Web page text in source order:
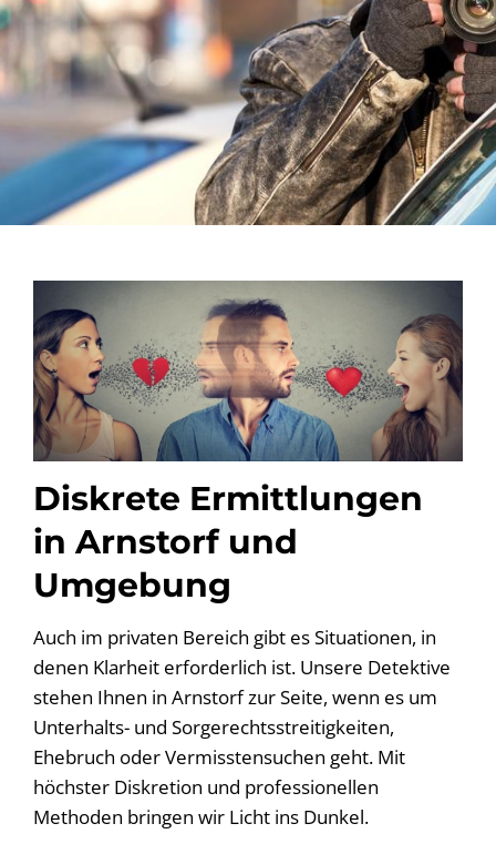
Diskrete Ermittlungen
in Arnstorf und
Umgebung
Auch im privaten Bereich gibt es Situationen, in
denen Klarheit erforderlich ist. Unsere Detektive
stehen Ihnen in Arnstorf zur Seite, wenn es um
Unterhalts- und Sorgerechtsstreitigkeiten,
Ehebruch oder Vermisstensuchen geht. Mit
höchster Diskretion und professionellen
Methoden bringen wir Licht ins Dunkel.